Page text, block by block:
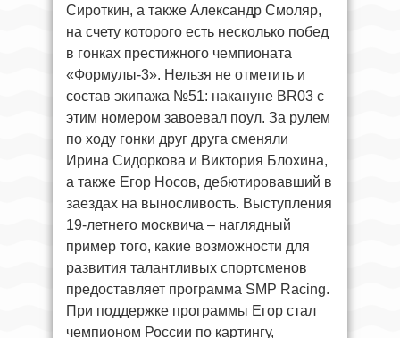
Сироткин, а также Александр Смоляр,
на счету которого есть несколько побед
в гонках престижного чемпионата
«Формулы-3». Нельзя не отметить и
состав экипажа №51: накануне BR03 с
этим номером завоевал поул. За рулем
по ходу гонки друг друга сменяли
Ирина Сидоркова и Виктория Блохина,
а также Егор Носов, дебютировавший в
заездах на выносливость. Выступления
19-летнего москвича – наглядный
пример того, какие возможности для
развития талантливых спортсменов
предоставляет программа SMP Racing.
При поддержке программы Егор стал
чемпионом России по картингу,